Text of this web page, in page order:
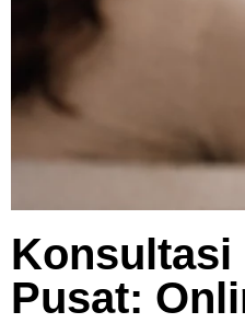
Konsultasi
Pusat: